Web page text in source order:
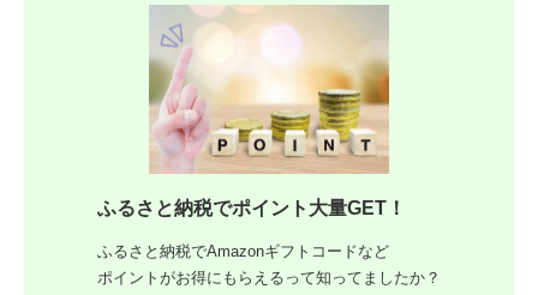
ふるさと納税でポイント大量GET！
ふるさと納税でAmazonギフトコードなど
ポイントがお得にもらえるって知ってましたか？